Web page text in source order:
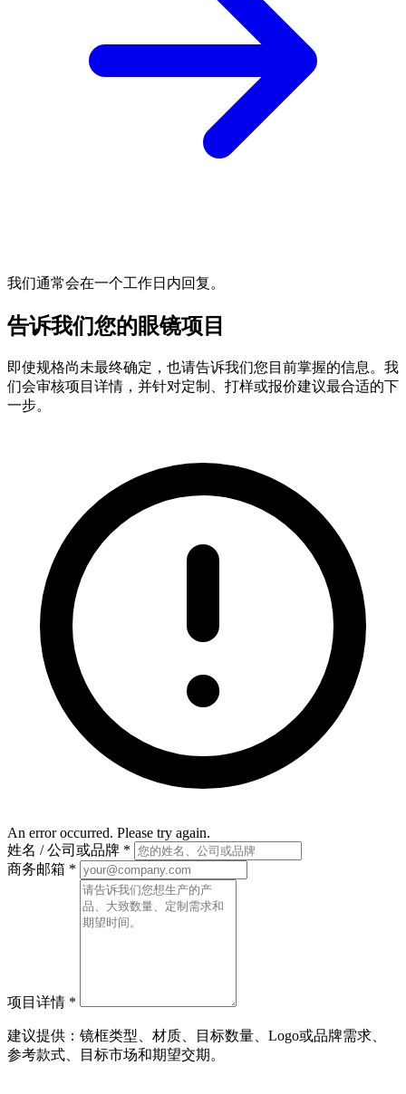
我们通常会在一个工作日内回复。
告诉我们您的眼镜项目
即使规格尚未最终确定，也请告诉我们您目前掌握的信息。我
们会审核项目详情，并针对定制、打样或报价建议最合适的下
一步。
An error occurred. Please try again.
姓名 / 公司或品牌 *
商务邮箱 *
项目详情 *
建议提供：镜框类型、材质、目标数量、Logo或品牌需求、
参考款式、目标市场和期望交期。